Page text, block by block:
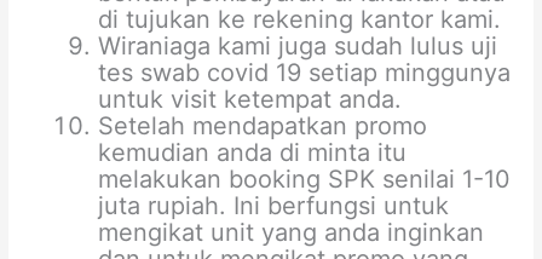
di tujukan ke rekening kantor kami.
Wiraniaga kami juga sudah lulus uji
tes swab covid 19 setiap minggunya
untuk visit ketempat anda.
Setelah mendapatkan promo
kemudian anda di minta itu
melakukan booking SPK senilai 1-10
juta rupiah. Ini berfungsi untuk
mengikat unit yang anda inginkan